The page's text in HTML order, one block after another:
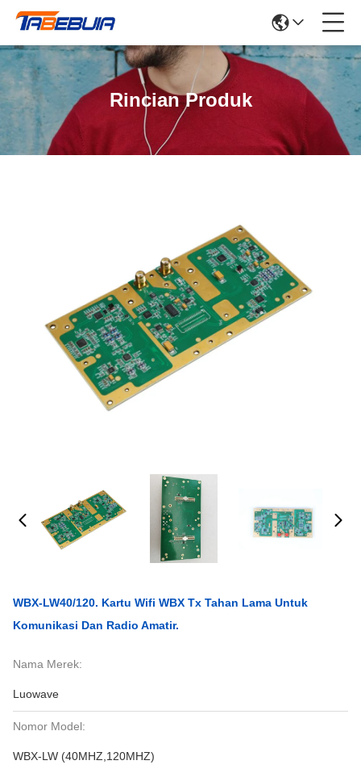
Rincian Produk
WBX-LW40/120. Kartu Wifi WBX Tx Tahan Lama Untuk
Komunikasi Dan Radio Amatir.
Nama Merek:
Luowave
Nomor Model:
WBX-LW (40MHZ,120MHZ)